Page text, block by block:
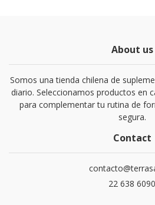
About us
Somos una tienda chilena de
diario. Seleccionamos productos en
para complementar tu rutina de
segura.
Contact
22 638 6090